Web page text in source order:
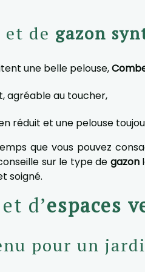
de gazon
une belle pelouse,
agréable au toucher,
réduit et une pelouse
que vous pouvez
sur le type de gazon
soigné.
d’espaces
pour un